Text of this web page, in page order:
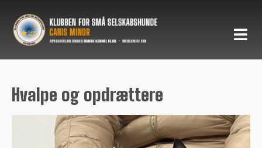
Hvalpe og opdrættere